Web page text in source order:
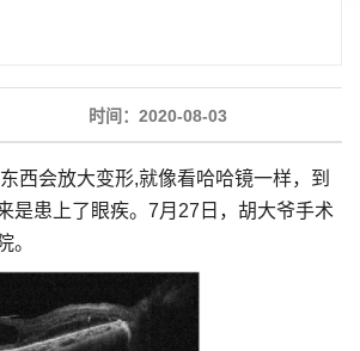
时间：2020-08-03
西会放大变形,就像看哈哈镜一样，到
是患上了眼疾。7月27日，胡大爷手术
。